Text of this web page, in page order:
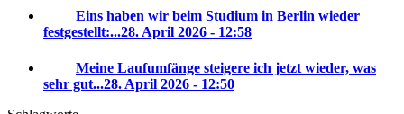
Eins haben wir beim Studium in Berlin wieder
festgestellt:...28. April 2026 - 12:58
Meine Laufumfänge steigere ich jetzt wieder, was
sehr gut...28. April 2026 - 12:50